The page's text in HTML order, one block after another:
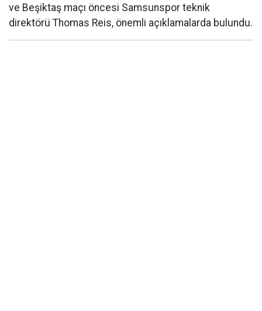
ve Beşiktaş maçı öncesi Samsunspor teknik
direktörü Thomas Reis, önemli açıklamalarda bulundu.